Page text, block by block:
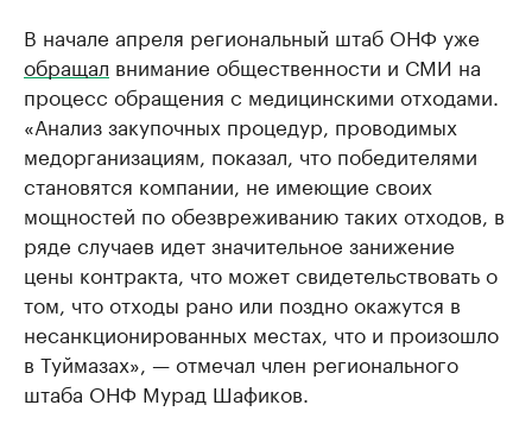
В начале апреля региональный штаб ОНФ уже
обращал внимание общественности и СМИ на
процесс обращения с медицинскими отходами.
«Анализ закупочных процедур, проводимых
медорганизациям, показал, что победителями
становятся компании, не имеющие своих
мощностей по обезвреживанию таких отходов, в
ряде случаев идет значительное занижение
цены контракта, что может свидетельствовать о
том, что отходы рано или поздно окажутся в
несанкционированных местах, что и произошло
в Туймазах», — отмечал член регионального
штаба ОНФ Мурад Шафиков.